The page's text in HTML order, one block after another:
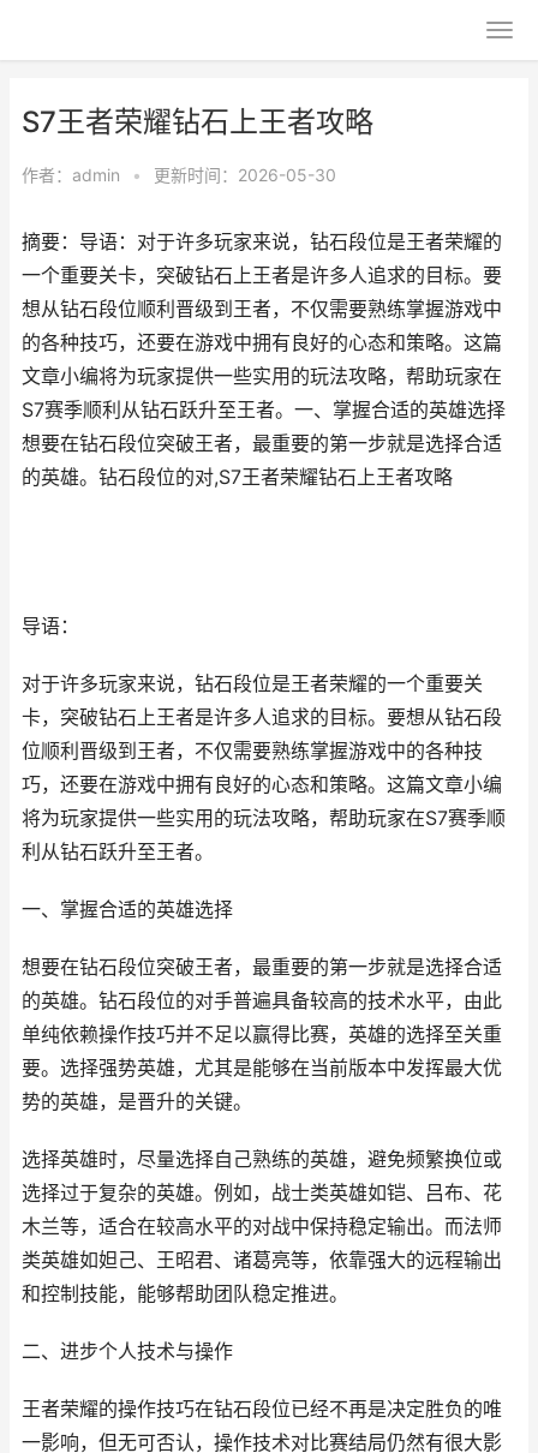
S7王者荣耀钻石上王者攻略
作者： admin • 更新时间：2026-05-30
摘要：导语：对于许多玩家来说，钻石段位是王者荣耀的
一个重要关卡，突破钻石上王者是许多人追求的目标。要
想从钻石段位顺利晋级到王者，不仅需要熟练掌握游戏中
的各种技巧，还要在游戏中拥有良好的心态和策略。这篇
文章小编将为玩家提供一些实用的玩法攻略，帮助玩家在
S7赛季顺利从钻石跃升至王者。一、掌握合适的英雄选择
想要在钻石段位突破王者，最重要的第一步就是选择合适
的英雄。钻石段位的对,S7王者荣耀钻石上王者攻略
导语：
对于许多玩家来说，钻石段位是王者荣耀的一个重要关
卡，突破钻石上王者是许多人追求的目标。要想从钻石段
位顺利晋级到王者，不仅需要熟练掌握游戏中的各种技
巧，还要在游戏中拥有良好的心态和策略。这篇文章小编
将为玩家提供一些实用的玩法攻略，帮助玩家在S7赛季顺
利从钻石跃升至王者。
一、掌握合适的英雄选择
想要在钻石段位突破王者，最重要的第一步就是选择合适
的英雄。钻石段位的对手普遍具备较高的技术水平，由此
单纯依赖操作技巧并不足以赢得比赛，英雄的选择至关重
要。选择强势英雄，尤其是能够在当前版本中发挥最大优
势的英雄，是晋升的关键。
选择英雄时，尽量选择自己熟练的英雄，避免频繁换位或
选择过于复杂的英雄。例如，战士类英雄如铠、吕布、花
木兰等，适合在较高水平的对战中保持稳定输出。而法师
类英雄如妲己、王昭君、诸葛亮等，依靠强大的远程输出
和控制技能，能够帮助团队稳定推进。
二、进步个人技术与操作
王者荣耀的操作技巧在钻石段位已经不再是决定胜负的唯
一影响，但无可否认，操作技术对比赛结局仍然有很大影